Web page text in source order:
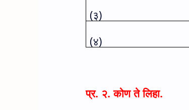
(३)
(४)
प्र. २. कोण ते लिहा.